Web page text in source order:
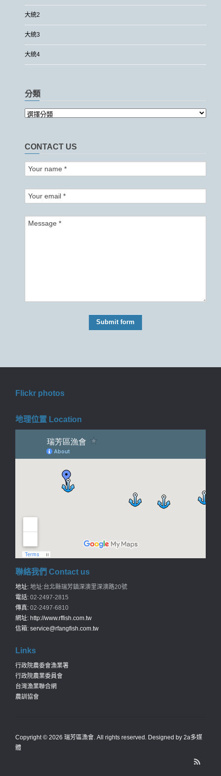
大統2
大統3
大統4
分類
CONTACT US
Flickr photos
地理位置 Location
聯絡我們 Contact us
地址: 地址:台北縣瑞芳鎮深澳里深澳路20號
電話: 02-2497-2815
傳真: 02-2497-6810
網址: http://www.rffish.com.tw
信箱: service@rfangfish.com.tw
Links
行政院農委會漁業署
行政院農業委員會
台灣漁業聯合網
農訓協會
Copyright © 2026 瑞芳區漁會 . All rights reserved. Designed by 2a多媒
體